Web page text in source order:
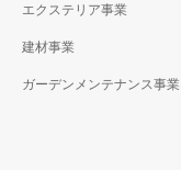
エクステリア事業
建材事業
ガーデンメンテナンス事業